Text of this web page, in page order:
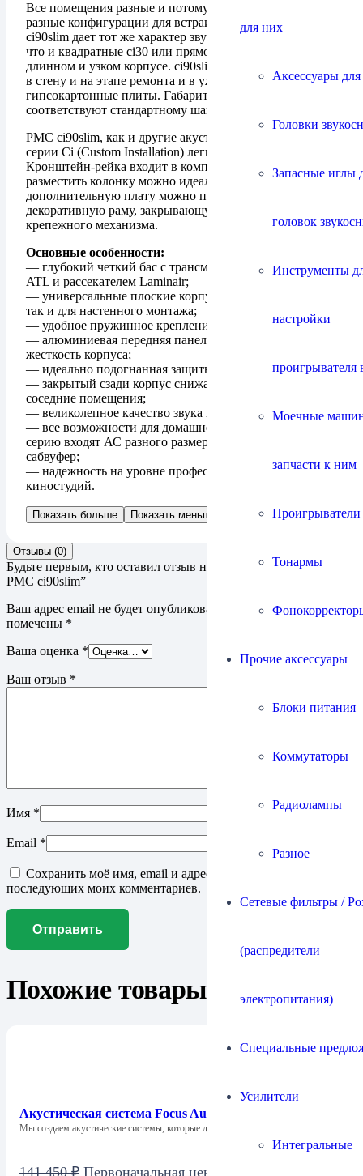
для них
Аксессуары
Головки
Запасные иглы
головок
Инструменты
настройки
проигрывателя
Моечные
запчасти к ним
Тонармы
Прочие аксессуары
Блоки питания
Коммутаторы
Радиолампы
Разное
Сетевые фильтры /
(распредители
электропитания)
Специальные
Усилители
Интегральные
Все помещения разные и потому мы предлагаем
разные конфигурации для встраиваемых колонок. PMC
ci90slim дает тот же характер звука и характеристики,
что и квадратные ci30 или прямоугольные ci45, но в
длинном и узком корпусе. ci90slim можно монтировать
в стену и на этапе ремонта и в уже отделанные
гипсокартонные плиты. Габариты их корпуса
соответствуют стандартному шагу направляющих.
PMC ci90slim, как и другие акустические системы
серии Ci (Custom Installation) легко повесить на стену.
Кронштейн-рейка входит в комплект и с его помощью
разместить колонку можно идеально ровно. За
дополнительную плату можно приобрести
декоративную раму, закрывающую элементы
крепежного механизма.
Основные особенности:
— глубокий четкий бас с трансмиссионной линией
ATL и рассекателем Laminair;
— универсальные плоские корпуса как для встройки,
так и для настенного монтажа;
— удобное пружинное крепление Qikfire;
— алюминиевая передняя панель увеличивает
жесткость корпуса;
— идеально подогнанная защитная решетка без рамки;
— закрытый сзади корпус снижает утечку звука в
соседние помещения;
— великолепное качество звука и широкое покрытие;
— все возможности для домашнего кинотеатра, в
серию входят АС разного размера и настенный
сабвуфер;
— надежность на уровне профессиональных
киностудий.
Показать больше Показать меньше
Отзывы (0)
Будьте первым, кто оставил отзыв на “Акустическая система
PMC ci90slim”
Ваш адрес email не будет опубликован.
Обязательные поля
помечены *
Ваша оценка *
Ваш отзыв *
Имя *
Email *
Сохранить моё имя, email и адрес сайта в этом браузере для
последующих моих комментариев.
Похожие товары
Акустическая система Focus Audio FCC 1 SE Center
Мы создаем акустические системы, которые дарят…
141 450₽ Первоначальная цена составляла 141